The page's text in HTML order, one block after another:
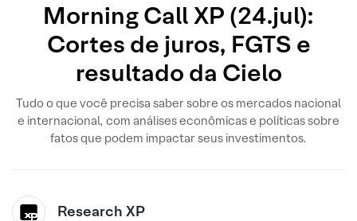
Morning Call XP (24.jul):
Cortes de juros, FGTS e
resultado da Cielo
Tudo o que você precisa saber sobre os mercados nacional
e internacional, com análises econômicas e políticas sobre
fatos que podem impactar seus investimentos.
Research XP